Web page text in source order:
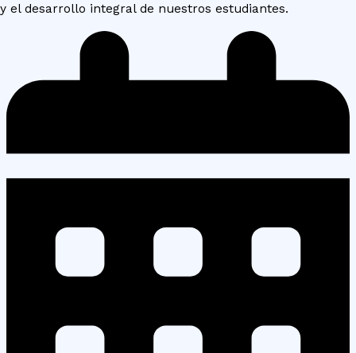
y el desarrollo integral de nuestros estudiantes.